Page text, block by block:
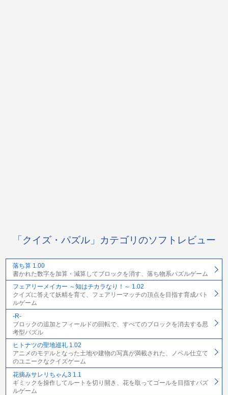
「クイズ・パズル」カテゴリのソフトレビュー
落ち算 1.00
書かれた数字を加算・減算してブロックを消す、落ち物系パズルゲーム
フェアリーメイカー ～知はチカラなり！～ 1.02
クイズに答えて妖精を育て、フェアリーマッチの頂点を目指す育成バト
ルゲーム
-R-
ブロックの追加とフィールドの回転で、すべてのブロックを消去する思
考型パズル
ヒトナツの聖地巡礼 1.02
アニメのモデルとなった土地や建物の写真が満載された、ノベル仕立て
のユニークなクイズゲーム
花摘みサレリちゃん3 1.1
ギミックを操作してルートを切り開き、花を取ってゴールを目指すパズ
ルゲーム